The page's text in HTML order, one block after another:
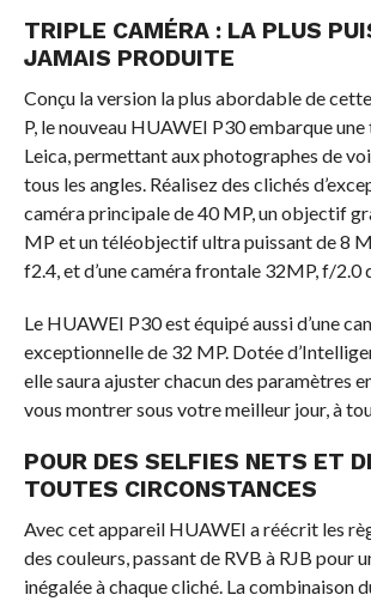
TRIPLE CAMÉRA : LA PLUS
JAMAIS PRODUITE
Conçu la version la plus abordable de
P, le nouveau HUAWEI P30 embarque
Leica, permettant aux photographes de
tous les angles. Réalisez des clichés
caméra principale de 40 MP, un objectif
MP et un téléobjectif ultra puissant de 8
f2.4, et d’une caméra frontale 32MP, f/2.0
Le HUAWEI P30 est équipé aussi d’une
exceptionnelle de 32 MP. Dotée
elle saura ajuster chacun des paramètres
vous montrer sous votre meilleur jour, à
POUR DES SELFIES NETS ET
TOUTES CIRCONSTANCES
Avec cet appareil HUAWEI a réécrit les
des couleurs, passant de RVB à RJB pour
inégalée à chaque cliché. La combinaison